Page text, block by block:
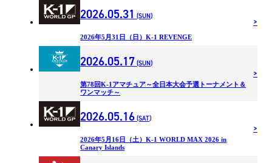
2026.05.31 (SUN)
2026年5月31日（日）K-1 REVENGE
2026.05.17 (SUN)
第78回K-1アマチュア～全日本大会予選トーナメント＆
ワンマッチ～
2026.05.16 (SAT)
2026年5月16日（土）K-1 WORLD MAX 2026 in
Canary Islands